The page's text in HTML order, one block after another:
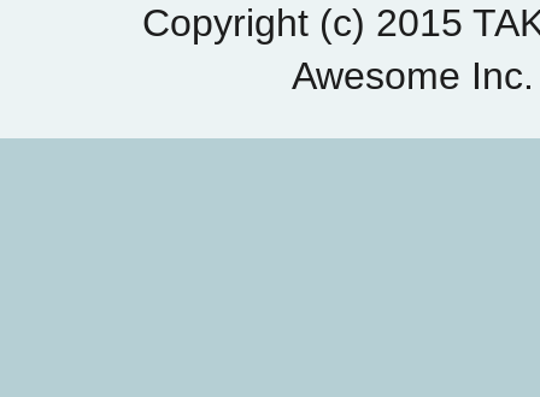
Copyright (c) 2015
Awesome